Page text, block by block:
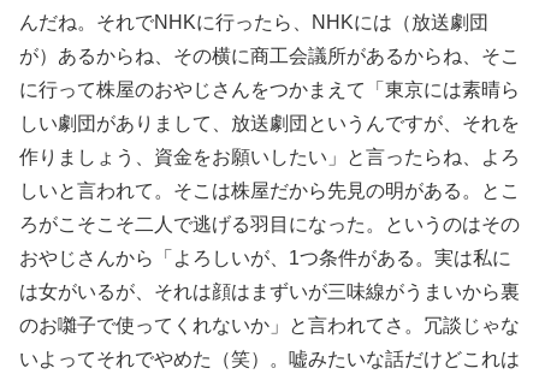
んだね。それでNHKに行ったら、NHKには（放送劇団
が）あるからね、その横に商工会議所があるからね、そこ
に行って株屋のおやじさんをつかまえて「東京には素晴ら
しい劇団がありまして、放送劇団というんですが、それを
作りましょう、資金をお願いしたい」と言ったらね、よろ
しいと言われて。そこは株屋だから先見の明がある。とこ
ろがこそこそ二人で逃げる羽目になった。というのはその
おやじさんから「よろしいが、1つ条件がある。実は私に
は女がいるが、それは顔はまずいが三味線がうまいから裏
のお囃子で使ってくれないか」と言われてさ。冗談じゃな
いよってそれでやめた（笑）。嘘みたいな話だけどこれは